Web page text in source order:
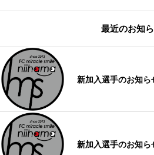
最近のお知
新加入選手のお知ら
新加入選手のお知ら